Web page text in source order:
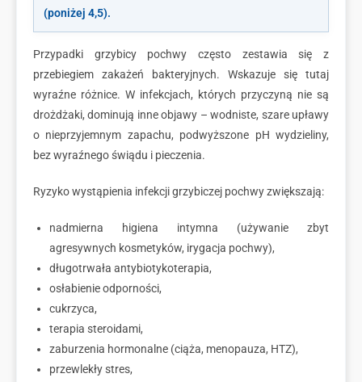
(poniżej 4,5).
Przypadki grzybicy pochwy często zestawia się z
przebiegiem zakażeń bakteryjnych. Wskazuje się tutaj
wyraźne różnice. W infekcjach, których przyczyną nie są
drożdżaki, dominują inne objawy – wodniste, szare upławy
o nieprzyjemnym zapachu, podwyższone pH wydzieliny,
bez wyraźnego świądu i pieczenia.
Ryzyko wystąpienia infekcji grzybiczej pochwy zwiększają:
nadmierna higiena intymna (używanie zbyt
agresywnych kosmetyków, irygacja pochwy),
długotrwała antybiotykoterapia,
osłabienie odporności,
cukrzyca,
terapia steroidami,
zaburzenia hormonalne (ciąża, menopauza, HTZ),
przewlekły stres,